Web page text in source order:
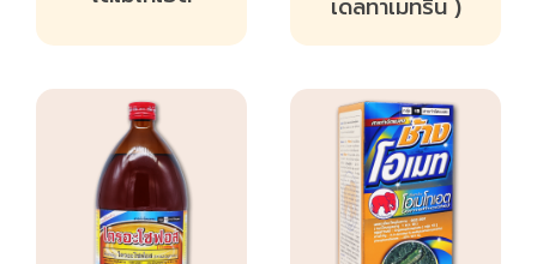
เดลทาเมทริน )